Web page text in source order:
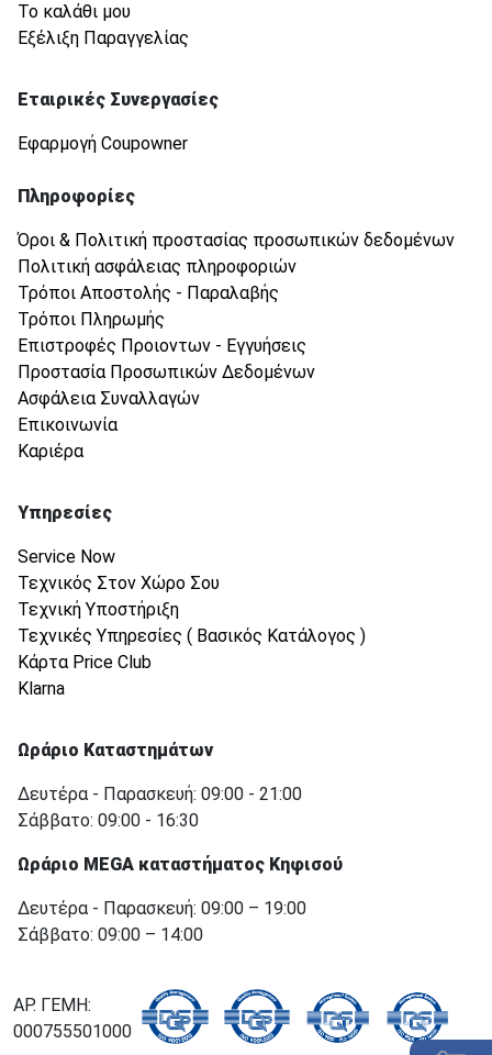
Το καλάθι μου
Εξέλιξη Παραγγελίας
Εταιρικές Συνεργασίες
Εφαρμογή Coupowner
Πληροφορίες
Όροι & Πολιτική προστασίας προσωπικών δεδομένων
Πολιτική ασφάλειας πληροφοριών
Τρόποι Αποστολής - Παραλαβής
Τρόποι Πληρωμής
Επιστροφές Προιοντων - Εγγυήσεις
Προστασία Προσωπικών Δεδομένων
Ασφάλεια Συναλλαγών
Επικοινωνία
Καριέρα
Υπηρεσίες
Service Now
Τεχνικός Στον Χώρο Σου
Τεχνική Υποστήριξη
Τεχνικές Υπηρεσίες ( Βασικός Κατάλογος )
Κάρτα Price Club
Klarna
Ωράριο Καταστημάτων
Δευτέρα - Παρασκευή: 09:00 - 21:00
Σάββατο: 09:00 - 16:30
Ωράριο MEGA καταστήματος Κηφισού
Δευτέρα - Παρασκευή: 09:00 – 19:00
Σάββατο: 09:00 – 14:00
ΑΡ. ΓΕΜΗ:
000755501000